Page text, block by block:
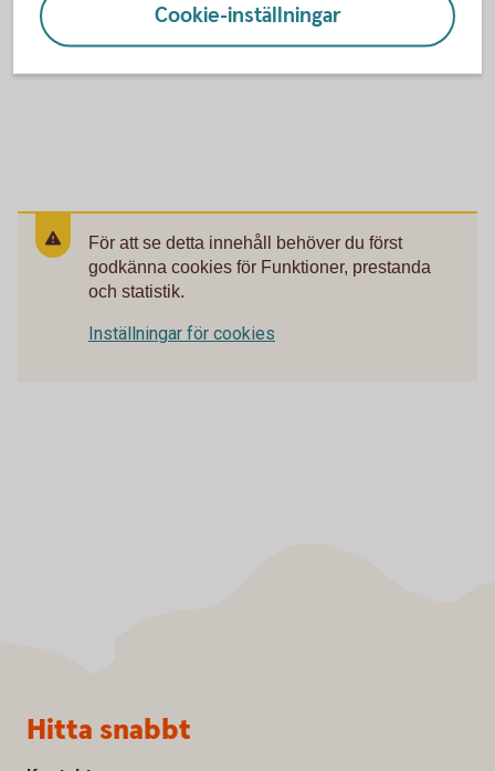
respektive kort för kontaktuppgifter.
För att se detta innehåll behöver du först
godkänna cookies för Funktioner, prestanda
och statistik.
Inställningar för cookies
Cookie-inställningar
Sidfot
Hitta snabbt